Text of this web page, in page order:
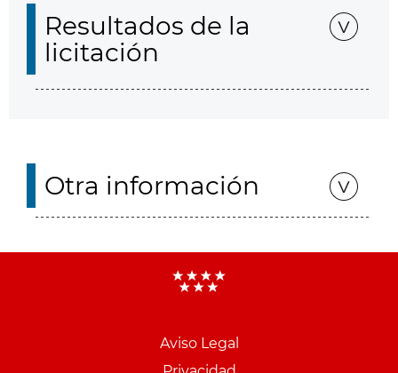
Resultados de la
licitación
Otra información
Aviso Legal